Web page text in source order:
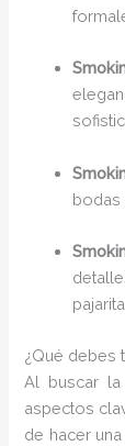
bodas
¿Qué debes
Al buscar
aspectos
de hacer